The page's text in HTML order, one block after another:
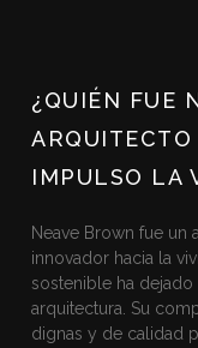
¿QUIÉN FUE
IMPULSO LA
Neave Brown fue un
innovador hacia la
sostenible ha
arquitectura. Su
dignas y de calidad